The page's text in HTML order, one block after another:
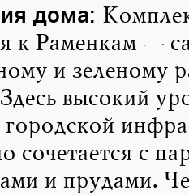
дома:
к Раменкам —
и зеленому
высокий
городской
сочетается с
и прудами.